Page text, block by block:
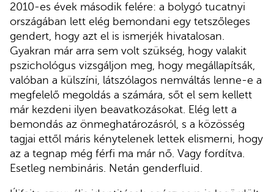
2010-es évek második felére: a bolygó tucatnyi
országában lett elég bemondani egy tetszőleges
gendert, hogy azt el is ismerjék hivatalosan.
Gyakran már arra sem volt szükség, hogy valakit
pszichológus vizsgáljon meg, hogy megállapítsák,
valóban a külszíni, látszólagos nemváltás lenne-e a
megfelelő megoldás a számára, sőt el sem kellett
már kezdeni ilyen beavatkozásokat. Elég lett a
bemondás az önmeghatározásról, s a közösség
tagjai ettől máris kénytelenek lettek elismerni, hogy
az a tegnap még férfi ma már nő. Vagy fordítva.
Esetleg nembináris. Netán genderfluid.